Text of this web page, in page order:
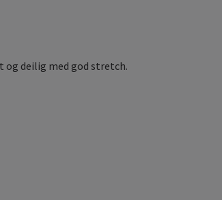
og deilig med god stretch.